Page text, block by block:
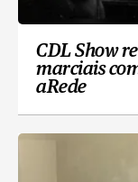
CDL Show
marciais
aRede